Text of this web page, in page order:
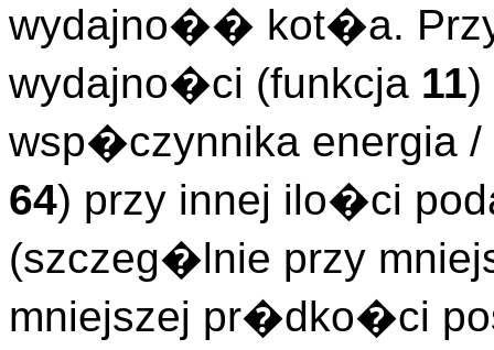
wydajno�� kot�a.
wydajno�ci (funkcja 11)
wsp�czynnika
64) przy innej ilo�ci
(szczeg�lnie przy
mniejszej pr�dko�ci